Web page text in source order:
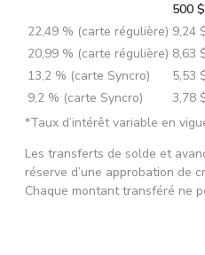
500 $
22,49 % (carte régulière) 9,24
20,99 % (carte régulière) 8,63
13,2 % (carte Syncro)
5,53
9,2 % (carte Syncro)
3,78
*Taux d’intérêt variable en
Les transferts de solde et
réserve d’une approbation de
Chaque montant transféré ne